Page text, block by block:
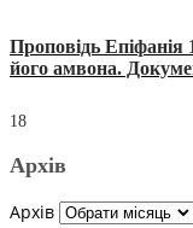
Проповідь Епіфанія
його амвона.
18
Архів
Архів